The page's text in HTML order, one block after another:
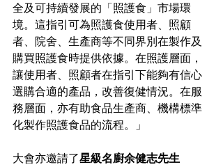
全及可持續發展的「照護食」市場環
境。這指引可為照護食使用者、照顧
者、院舍、生產商等不同界別在製作及
購買照護食時提供依據。在照護層面，
讓使用者、照顧者在指引下能夠有信心
選購合適的產品，改善復健情況。在服
務層面，亦有助食品生產商、機構標準
化製作照護食品的流程。」
大會亦邀請了星級名廚余健志先生